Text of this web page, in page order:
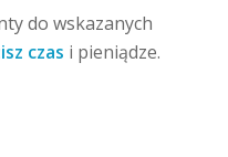
do wskazanych
czas i pieniądze.